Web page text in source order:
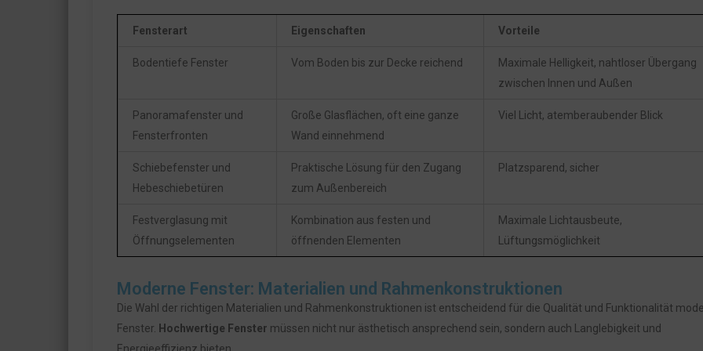
Fensterart Eigenschaften Vorteile
Bodentiefe Fenster Vom Boden bis zur Decke reichend
Maximale Helligkeit, nahtloser Übergang
zwischen Innen und Außen
Panoramafenster und
Fensterfronten
Große Glasflächen, oft eine ganze
Wand einnehmend
Viel Licht, atemberaubender Blick
Schiebefenster und
Hebeschiebetüren
Praktische Lösung für den Zugang
zum Außenbereich
Platzsparend, sicher
Festverglasung mit
Öffnungselementen
Kombination aus festen und
öffnenden Elementen
Maximale Lichtausbeute,
Lüftungsmöglichkeit
Moderne Fenster: Materialien und Rahmenkonstruktionen
Die Wahl der richtigen Materialien und Rahmenkonstruktionen ist entscheidend für die Qualität und Funktionalität
Fenster. Hochwertige Fenster müssen nicht nur ästhetisch ansprechend sein, sondern auch Langlebigkeit und
Energieeffizienz bieten.